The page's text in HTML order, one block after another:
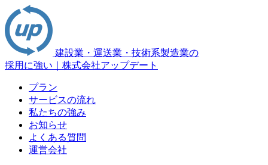
建設業・運送業・技術系製造業の
採用に強い｜株式会社アップデート
プラン
サービスの流れ
私たちの強み
お知らせ
よくある質問
運営会社